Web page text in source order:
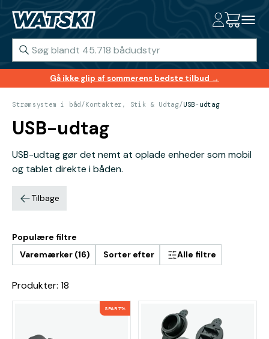
Gå ikke glip af sommerens bedste tilbud →
Strømsystem i båd /Kontakter, Stik & Udtag/USB-udtag
USB-udtag
USB-udtag gør det nemt at oplade enheder som mobil
og tablet direkte i båden.
Tilbage
Populære filtre
Varemærker (16)
Sorter efter Alle filtre
Produkter: 18
SPAR 7%